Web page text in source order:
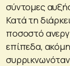
σύντομες
Κατά τη
ποσοστό
επίπεδα,